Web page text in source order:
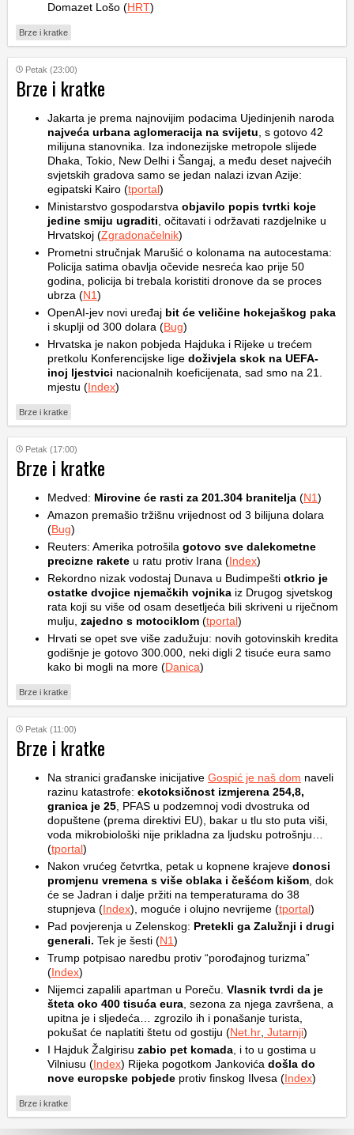
Domazet Lošo (HRT)
Brze i kratke
Petak (23:00)
Brze i kratke
Jakarta je prema najnovijim podacima Ujedinjenih naroda
najveća urbana aglomeracija na svijetu , s gotovo 42
milijuna stanovnika. Iza indonezijske metropole slijede
Dhaka, Tokio, New Delhi i Šangaj, a među deset najvećih
svjetskih gradova samo se jedan nalazi izvan Azije:
egipatski Kairo (tportal)
Ministarstvo gospodarstva objavilo popis tvrtki koje
jedine smiju ugraditi , očitavati i održavati razdjelnike u
Hrvatskoj (Zgradonačelnik)
Prometni stručnjak Marušić o kolonama na autocestama:
Policija satima obavlja očevide nesreća kao prije 50
godina, policija bi trebala koristiti dronove da se proces
ubrza (N1)
OpenAI-jev novi uređaj bit će veličine hokejaškog paka
i skuplji od 300 dolara (Bug)
Hrvatska je nakon pobjeda Hajduka i Rijeke u trećem
pretkolu Konferencijske lige doživjela skok na UEFA-
inoj ljestvici nacionalnih koeficijenata, sad smo na 21.
mjestu (Index)
Brze i kratke
Petak (17:00)
Brze i kratke
Medved: Mirovine će rasti za 201.304 branitelja (N1)
Amazon premašio tržišnu vrijednost od 3 bilijuna dolara
(Bug)
Reuters: Amerika potrošila gotovo sve dalekometne
precizne rakete u ratu protiv Irana (Index)
Rekordno nizak vodostaj Dunava u Budimpešti otkrio je
ostatke dvojice njemačkih vojnika iz Drugog sjvetskog
rata koji su više od osam desetljeća bili skriveni u riječnom
mulju, zajedno s motociklom (tportal)
Hrvati se opet sve više zadužuju: novih gotovinskih kredita
godišnje je gotovo 300.000, neki digli 2 tisuće eura samo
kako bi mogli na more (Danica)
Brze i kratke
Petak (11:00)
Brze i kratke
Na stranici građanske inicijative Gospić je naš dom naveli
razinu katastrofe: ekotoksičnost izmjerena 254,8,
granica je 25 , PFAS u podzemnoj vodi dvostruka od
dopuštene (prema direktivi EU), bakar u tlu sto puta viši,
voda mikrobiološki nije prikladna za ljudsku potrošnju…
(tportal)
Nakon vrućeg četvrtka, petak u kopnene krajeve donosi
promjenu vremena s više oblaka i češćom kišom , dok
će se Jadran i dalje pržiti na temperaturama do 38
stupnjeva (Index), moguće i olujno nevrijeme (tportal)
Pad povjerenja u Zelenskog: Pretekli ga Zalužnji i drugi
generali. Tek je šesti (N1)
Trump potpisao naredbu protiv “porođajnog turizma”
(Index)
Nijemci zapalili apartman u Poreču. Vlasnik tvrdi da je
šteta oko 400 tisuća eura , sezona za njega završena, a
upitna je i sljedeća… zgrozilo ih i ponašanje turista,
pokušat će naplatiti štetu od gostiju (Net.hr Jutarnji)
I Hajduk Žalgirisu zabio pet komada , i to u gostima u
Vilniusu (Index) Rijeka pogotkom Jankovića došla do
nove europske pobjede protiv finskog Ilvesa (Index)
Brze i kratke